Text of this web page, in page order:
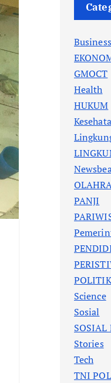
Business
GMOCT
Health
HUKUM
PANJI
POLITIK
Science
Sosial
SOSIAL
Stories
Tech
TNI